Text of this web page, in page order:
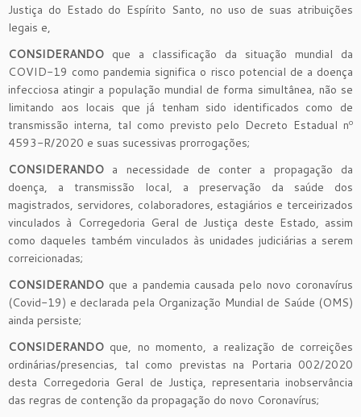
Justiça do Estado do Espírito Santo, no uso de suas atribuições
legais e,
CONSIDERANDO que a classificação da situação mundial da
COVID-19 como pandemia significa o risco potencial de a doença
infecciosa atingir a população mundial de forma simultânea, não se
limitando aos locais que já tenham sido identificados como de
transmissão interna, tal como previsto pelo Decreto Estadual nº
4593-R/2020 e suas sucessivas prorrogações;
CONSIDERANDO a necessidade de conter a propagação da
doença, a transmissão local, a preservação da saúde dos
magistrados, servidores, colaboradores, estagiários e terceirizados
vinculados à Corregedoria Geral de Justiça deste Estado, assim
como daqueles também vinculados às unidades judiciárias a serem
correicionadas;
CONSIDERANDO que a pandemia causada pelo novo coronavírus
(Covid-19) e declarada pela Organização Mundial de Saúde (OMS)
ainda persiste;
CONSIDERANDO que, no momento, a realização de correições
ordinárias/presencias, tal como previstas na Portaria 002/2020
desta Corregedoria Geral de Justiça, representaria inobservância
das regras de contenção da propagação do novo Coronavírus;